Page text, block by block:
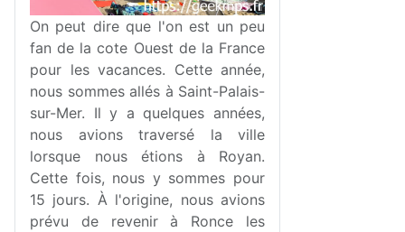
On peut dire que l'on est un peu
fan de la cote Ouest de la France
pour les vacances. Cette année,
nous sommes allés à Saint-Palais-
sur-Mer. Il y a quelques années,
nous avions traversé la ville
lorsque nous étions à Royan.
Cette fois, nous y sommes pour
15 jours. À l'origine, nous avions
prévu de revenir à Ronce les